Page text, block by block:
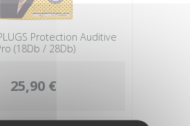
Protection Auditive
(18Db / 28Db)
25,90 €